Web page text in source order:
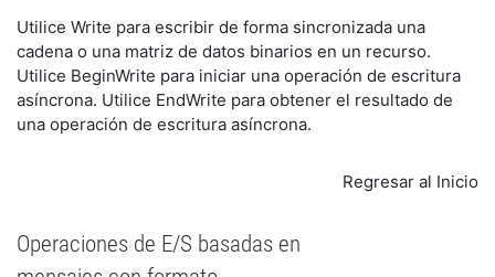
Utilice Write para escribir de forma sincronizada una
cadena o una matriz de datos binarios en un recurso.
Utilice BeginWrite para iniciar una operación de escritura
asíncrona. Utilice EndWrite para obtener el resultado de
una operación de escritura asíncrona.
Regresar al Inicio
Operaciones de E/S basadas en